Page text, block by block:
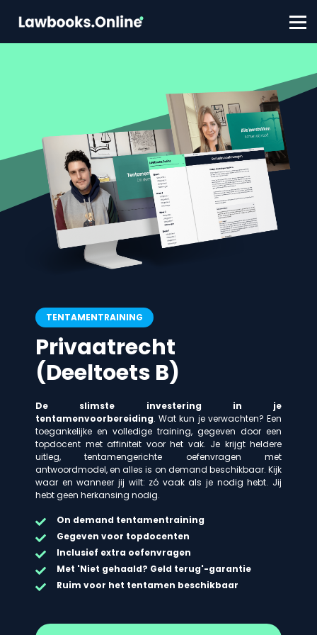
FAQ
Contact
TENTAMENTRAINING
Privaatrecht
(Deeltoets B)
De slimste investering in je
tentamenvoorbereiding. Wat kun je verwachten? Een
toegankelijke en volledige training, gegeven door een
topdocent met affiniteit voor het vak. Je krijgt heldere
uitleg, tentamengerichte oefenvragen met
antwoordmodel, en alles is on demand beschikbaar. Kijk
waar en wanneer jij wilt: zó vaak als je nodig hebt. Jij
hebt geen herkansing nodig.
On demand tentamentraining
Gegeven voor topdocenten
Inclusief extra oefenvragen
Met 'Niet gehaald? Geld terug'-garantie
Ruim voor het tentamen beschikbaar